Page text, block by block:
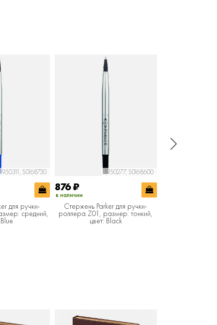
1950311, S0168730
для ручки-
средний,
1950277, S0168600
876₽
в наличии
Стержень Parker для ручки-
роллера Z01, размер: тонкий,
цвет: Black